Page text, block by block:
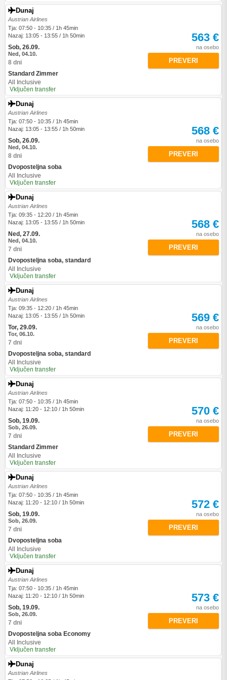
Dunaj
Austrian Airlines
Tja: 07:50 - 10:35 / 1h 45min
Nazaj: 13:05 - 13:55 / 1h 50min
Sob, 26.09.
Ned, 04.10.
8 dni
Standard Zimmer
All Inclusive
Vključen transfer
563 €
na osebo
PREVERI
Dunaj
Austrian Airlines
Tja: 07:50 - 10:35 / 1h 45min
Nazaj: 13:05 - 13:55 / 1h 50min
Sob, 26.09.
Ned, 04.10.
8 dni
Dvoposteljna soba
All Inclusive
Vključen transfer
568 €
na osebo
PREVERI
Dunaj
Austrian Airlines
Tja: 09:35 - 12:20 / 1h 45min
Nazaj: 13:05 - 13:55 / 1h 50min
Ned, 27.09.
Ned, 04.10.
7 dni
Dvoposteljna soba, standard
All Inclusive
Vključen transfer
568 €
na osebo
PREVERI
Dunaj
Austrian Airlines
Tja: 09:35 - 12:20 / 1h 45min
Nazaj: 13:05 - 13:55 / 1h 50min
Tor, 29.09.
Tor, 06.10.
7 dni
Dvoposteljna soba, standard
All Inclusive
Vključen transfer
569 €
na osebo
PREVERI
Dunaj
Austrian Airlines
Tja: 07:50 - 10:35 / 1h 45min
Nazaj: 11:20 - 12:10 / 1h 50min
Sob, 19.09.
Sob, 26.09.
7 dni
Standard Zimmer
All Inclusive
Vključen transfer
570 €
na osebo
PREVERI
Dunaj
Austrian Airlines
Tja: 07:50 - 10:35 / 1h 45min
Nazaj: 11:20 - 12:10 / 1h 50min
Sob, 19.09.
Sob, 26.09.
7 dni
Dvoposteljna soba
All Inclusive
Vključen transfer
572 €
na osebo
PREVERI
Dunaj
Austrian Airlines
Tja: 07:50 - 10:35 / 1h 45min
Nazaj: 11:20 - 12:10 / 1h 50min
Sob, 19.09.
Sob, 26.09.
7 dni
Dvoposteljna soba Economy
All Inclusive
Vključen transfer
573 €
na osebo
PREVERI
Dunaj
Austrian Airlines